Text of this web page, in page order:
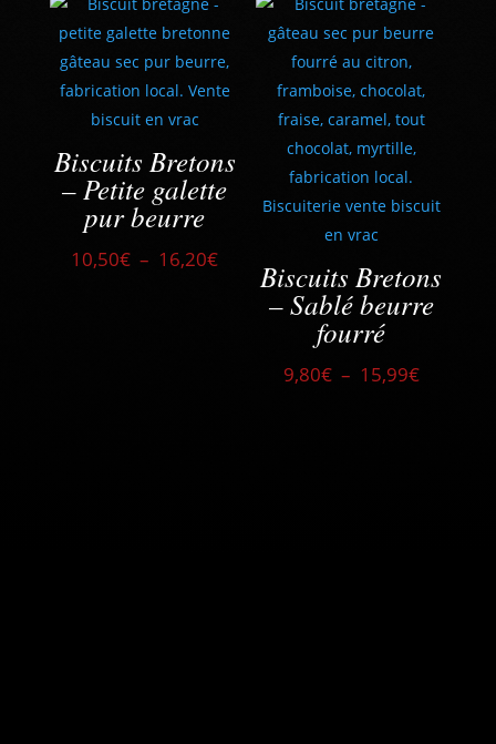
10,75€
à
Biscuits Bretons
– Petite galette
pur beurre
10,50€ – 16,20€Plage Biscuits Bretons
– Sablé beurre
fourré
9,80€ – 15,99€Plage